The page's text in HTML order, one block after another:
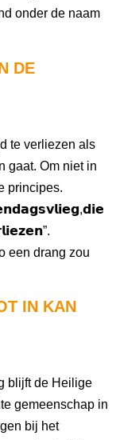
onder de naam
DE
te verliezen als
gaat. Om niet in
principes.
een drang zou
IN KAN
blijft de Heilige
gemeenschap in
bij het